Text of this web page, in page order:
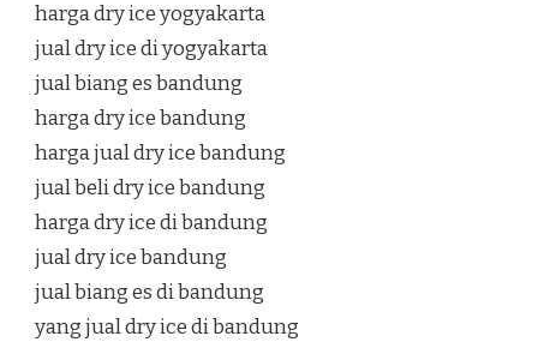
harga dry ice yogyakarta
jual dry ice di yogyakarta
jual biang es bandung
harga dry ice bandung
harga jual dry ice bandung
jual beli dry ice bandung
harga dry ice di bandung
jual dry ice bandung
jual biang es di bandung
yang jual dry ice di bandung